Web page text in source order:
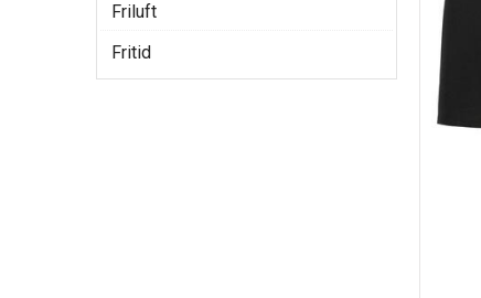
Friluft
Fritid